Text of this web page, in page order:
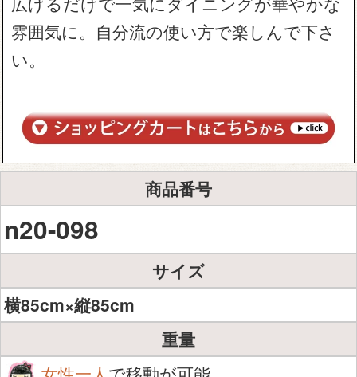
雰囲気に。自分流の使い方で楽しんで下さ
い。
商品番号
n20-098
サイズ
横85cm×縦85cm
重量